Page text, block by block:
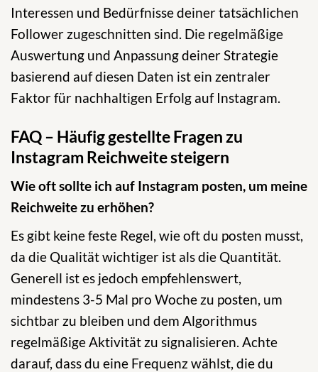
Interessen und Bedürfnisse deiner tatsächlichen
Follower zugeschnitten sind. Die regelmäßige
Auswertung und Anpassung deiner Strategie
basierend auf diesen Daten ist ein zentraler
Faktor für nachhaltigen Erfolg auf Instagram.
FAQ – Häufig gestellte Fragen zu
Instagram Reichweite steigern
Wie oft sollte ich auf Instagram posten, um meine
Reichweite zu erhöhen?
Es gibt keine feste Regel, wie oft du posten musst,
da die Qualität wichtiger ist als die Quantität.
Generell ist es jedoch empfehlenswert,
mindestens 3-5 Mal pro Woche zu posten, um
sichtbar zu bleiben und dem Algorithmus
regelmäßige Aktivität zu signalisieren. Achte
darauf, dass du eine Frequenz wählst, die du